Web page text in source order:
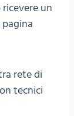
un
rete di
tecnici